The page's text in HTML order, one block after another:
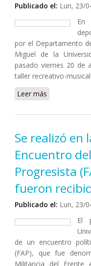
Publicado el: Lun, 23/
En
por el Departamento
Miguel de la
pasado viernes 20 de
taller recreativo-
Leer más
Se realizó en
Encuentro
Progresista
fueron
Publicado el: Lun, 23/
El
de un encuentro
(FAP), que fue
Militancia del Frente